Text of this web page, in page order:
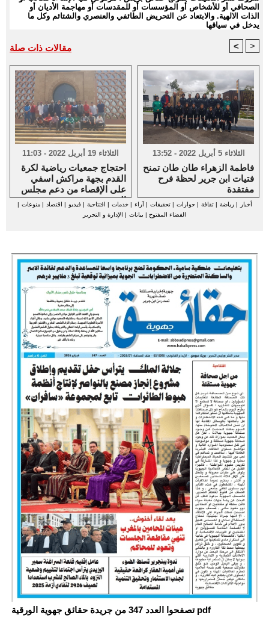
تصفحوا العدد 347 من جريدة حقائق جهوية الورقية pdf
الصحافي أو للأشخاص أو المؤسسات أو للمقدسات أو مهاجمة الأديان أو
الذات الالهية. والابتعاد عن التحريض الطائفي والعنصري والشتائم وكل ما
يدخل في سياقها
مقالات ذات صلة < >
الثلاثاء 19 أبريل 2022 - 11:03
احتجاج جمعيات رياضية لكرة
القدم بجهة مراكش اسفي
على الإقصاء من دعم مجلس
الجهة
الثلاثاء 5 أبريل 2022 - 13:52
فاطمة الزهراء طان طان تمنح
فتيات ابن جرير لحظة فرح
مفتقدة
أخبار |رياضة |ثقافة |حوارات |تحقيقات | آراء |خدمات | افتتاحية | فيديو | اقتصاد |منوعات |
الفضاء المفتوح | بيانات | الإدارة و التحرير